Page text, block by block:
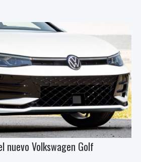
nuevo Volkswagen Golf